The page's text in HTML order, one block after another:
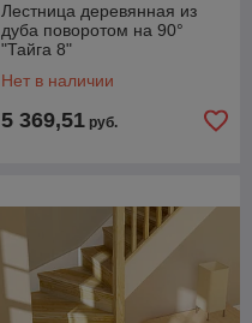
Лестница деревянная из
дуба поворотом на 90°
"Тайга 8"
Нет в наличии
5 369,51 руб.